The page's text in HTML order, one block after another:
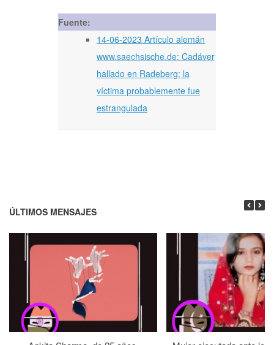
Fuente:
14-06-2023 Artículo alemán
www.saechsische.de: Cadáver
hallado en Radeberg: la
víctima probablemente fue
estrangulada
ÚLTIMOS MENSAJES